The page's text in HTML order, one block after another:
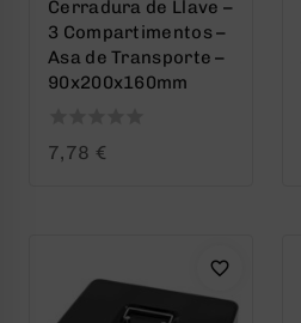
Cerradura de Llave –
3 Compartimentos –
Asa de Transporte –
90x200x160mm
0
7,78 €